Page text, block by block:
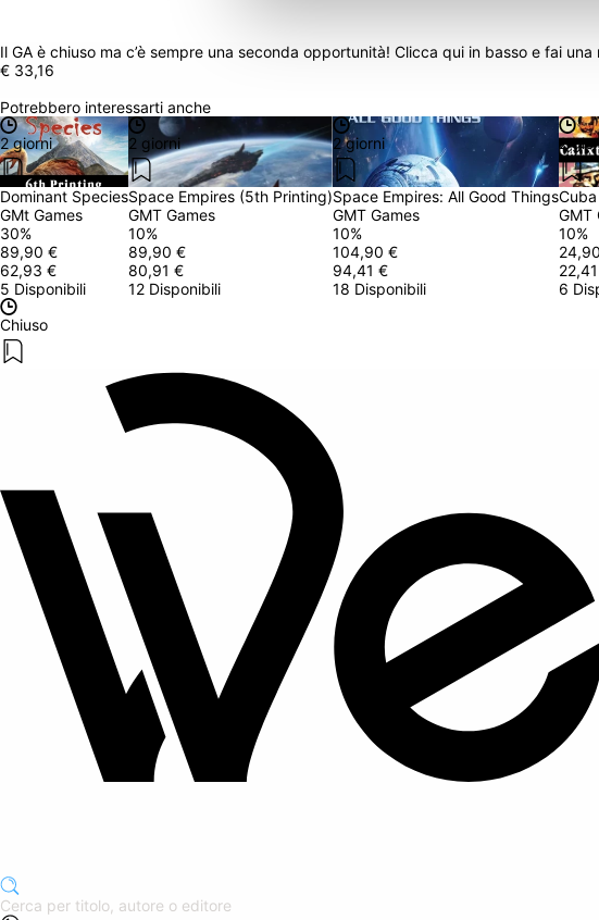
Il GA è chiuso ma c’è sempre una seconda opportunità! Clicca qui in basso e fai una
€ 33,16
Potrebbero interessarti anche
2 giorni
Dominant Species
GMt Games
30%
89,90 €
62,93 €
5 Disponibili
2 giorni
Space Empires (5th Printing)
GMT Games
10%
89,90 €
80,91 €
12 Disponibili
2 giorni
Space Empires: All Good Things
GMT Games
10%
104,90 €
94,41 €
18 Disponibili
2
GMT
10%
6
Chiuso